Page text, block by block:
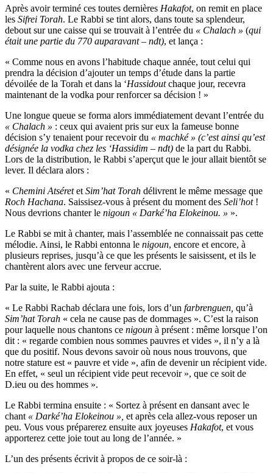
Après avoir terminé ces toutes dernières Hakafot, on remit en place
les Sifrei Torah. Le Rabbi se tint alors, dans toute sa splendeur,
debout sur une caisse qui se trouvait à l’entrée du « Chalach » (qui
était une partie du 770 auparavant – ndt), et lança :
« Comme nous en avons l’habitude chaque année, tout celui qui
prendra la décision d’ajouter un temps d’étude dans la partie
dévoilée de la Torah et dans la ‘Hassidoutchaque jour, recevra
maintenant de la vodka pour renforcer sa décision ! »
Une longue queue se forma alors immédiatement devant l’entrée du
« Chalach » : ceux qui avaient pris sur eux la fameuse bonne
décision s’y tenaient pour recevoir du « machké » (c’est ainsi qu’est
désignée la vodka chez les ‘Hassidim – ndt) de la part du Rabbi.
Lors de la distribution, le Rabbi s’aperçut que le jour allait bientôt se
lever. Il déclara alors :
« Chemini Atséretet Sim’hat Torah délivrent le même message que
Roch Hachana. Saissisez-vous à présent du moment des Seli’hot !
Nous devrions chanter le nigoun « Darké’ha Elokeinou. » ».
Le Rabbi se mit à chanter, mais l’assemblée ne connaissait pas cette
mélodie. Ainsi, le Rabbi entonna le nigoun, encore et encore, à
plusieurs reprises, jusqu’à ce que les présents le saisissent, et ils le
chantèrent alors avec une ferveur accrue.
Par la suite, le Rabbi ajouta :
« Le Rabbi Rachab déclara une fois, lors d’un farbrenguen, qu’à
Sim’hat Torah « cela ne cause pas de dommages ». C’est la raison
pour laquelle nous chantons ce nigoun à présent : même lorsque l’on
dit : « regarde combien nous sommes pauvres et vides », il n’y a là
que du positif. Nous devons savoir où nous nous trouvons, que
notre stature est « pauvre et vide », afin de devenir un récipient vide.
En effet, « seul un récipient vide peut recevoir », que ce soit de
D.ieu ou des hommes ».
Le Rabbi termina ensuite : « Sortez à présent en dansant avec le
chant « Darké’ha Elokeinou », et après cela allez-vous reposer un
peu. Vous vous préparerez ensuite aux joyeuses Hakafot, et vous
apporterez cette joie tout au long de l’année. »
L’un des présents écrivit à propos de ce soir-là :